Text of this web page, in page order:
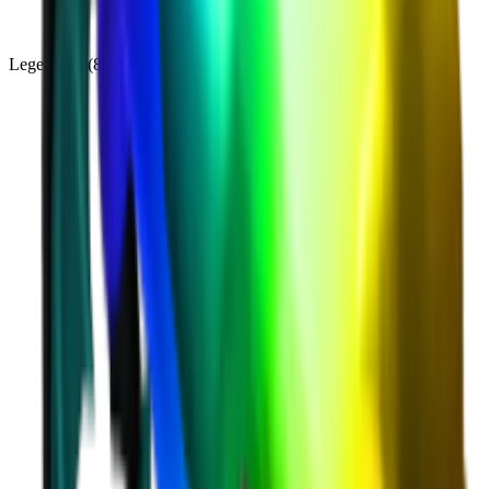
Legendary (85